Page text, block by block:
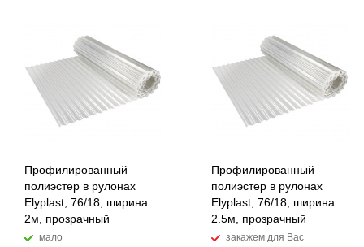
Профилированный
полиэстер в рулонах
Elyplast, 76/18, ширина
2м, прозрачный
мало
Профилированный
полиэстер в рулонах
Elyplast, 76/18, ширина
2.5м, прозрачный
закажем для Вас